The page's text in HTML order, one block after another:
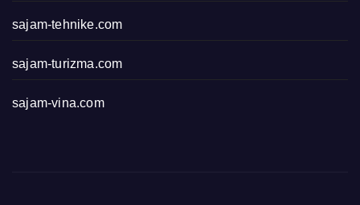
sajam-tehnike.com
sajam-turizma.com
sajam-vina.com